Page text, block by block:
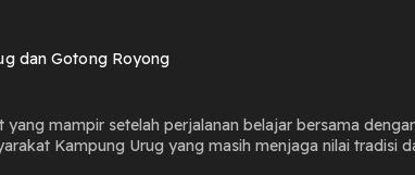
lengkap episode kali ini hanya di Podcast Warung
🎙 Jangan lupa untuk share di kolom komentar yah Podcast
dan Gotong Royong
mampir setelah perjalanan belajar bersama
itu, nilai-nilai gotong royong di masyarakat yang